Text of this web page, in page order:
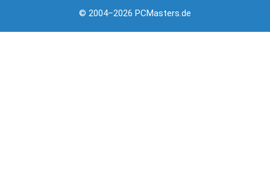
© 2004–2026 PCMasters.de